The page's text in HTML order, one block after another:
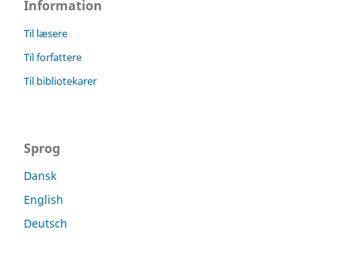
Information
Til læsere
Til forfattere
Til bibliotekarer
Sprog
Dansk
English
Deutsch